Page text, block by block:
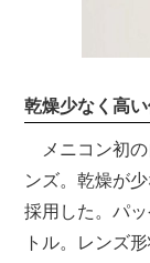
乾燥少なく高
メニコン初の
ンズ。乾燥が
採用した。パ
トル。レンズ